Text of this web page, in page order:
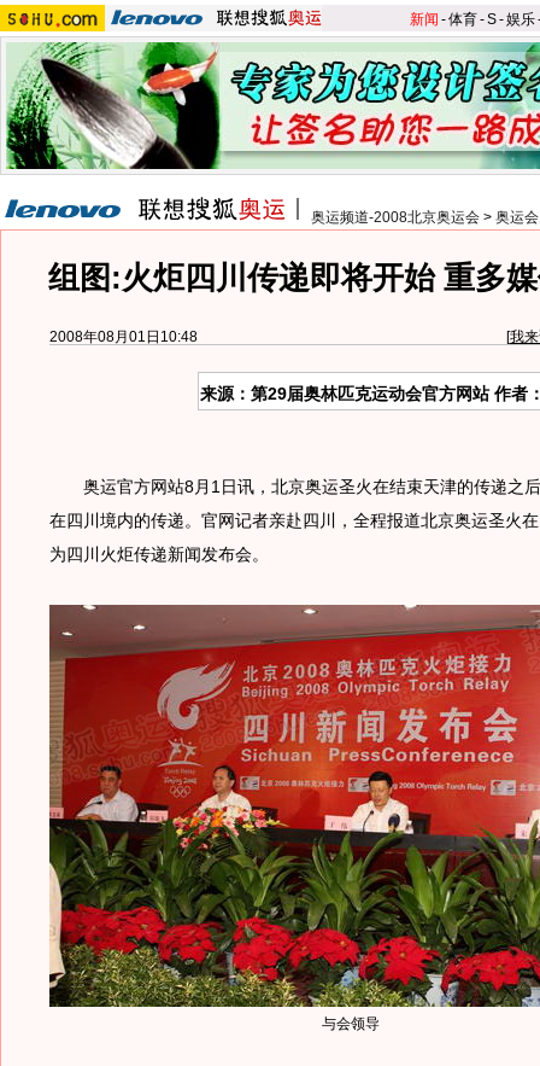
新闻 -体育-S-娱乐
奥运频道-2008北京奥运会 > 奥运
组图:火炬四川传递即将开始 重多
2008年08月01日10:48 [我
来源：第29届奥林匹克运动会官方网站 作者
奥运官方网站8月1日讯，北京奥运圣火在结束天津的传递之
在四川境内的传递。官网记者亲赴四川，全程报道北京奥运圣火
为四川火炬传递新闻发布会。
与会领导